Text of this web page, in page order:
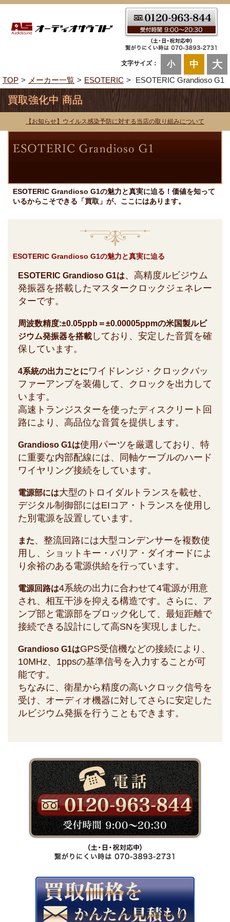
文字サイズ： 小 中 大
TOP メーカー一覧 ESOTERIC ESOTERIC Grandioso G1
買取強化中 商品
【お知らせ】ウイルス感染予防に対する当店の取り組みについて
ESOTERIC Grandioso G1の魅力と真実に迫る！価値を知って
いるからこそできる「買取」が、ここにはあります。
ESOTERIC Grandioso G1の魅力と真実に迫る
ESOTERIC Grandioso G1は、高精度ルビジウム
発振器を搭載したマスタークロックジェネレー
ターです。
周波数精度:±0.05ppb＝±0.00005ppmの米国製ルビ
ジウム発振器を搭載 しており、安定した音質を確
保しています。
4系統の出力ごとにワイドレンジ・クロックバッ
ファーアンプを装備して、クロックを出力して
います。
高速トランジスターを使ったディスクリート回
路により、高品位な音質を提供します。
Grandioso G1は使用パーツを厳選しており、特
に重要な内部配線には、同軸ケーブルのハード
ワイヤリング接続をしています。
電源部には大型のトロイダルトランスを載せ、
デジタル制御部にはEIコア・トランスを使用し
た別電源を設置しています。
また、整流回路には大型コンデンサーを複数使
用し、ショットキー・バリア・ダイオードによ
り余裕のある電源供給を行っています。
電源回路は4系統の出力に合わせて4電源が用意
され、相互干渉を抑える構造です。さらに、ア
ンプ部と電源部をブロック化して、最短距離で
接続できる設計にして高SNを実現しました。
Grandioso G1はGPS受信機などの接続により、
10MHz、1ppsの基準信号を入力することが可
能です。
ちなみに、衛星から精度の高いクロック信号を
受け、オーディオ機器に対してさらに安定した
ルビジウム発振を行うこともできます。